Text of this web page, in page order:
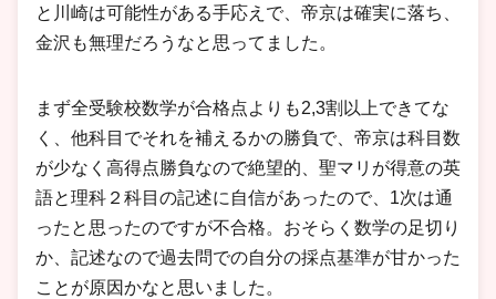
と川崎は可能性がある手応えで、帝京は確実に落ち、
金沢も無理だろうなと思ってました。
まず全受験校数学が合格点よりも2,3割以上できてな
く、他科目でそれを補えるかの勝負で、帝京は科目数
が少なく高得点勝負なので絶望的、聖マリが得意の英
語と理科２科目の記述に自信があったので、1次は通
ったと思ったのですが不合格。おそらく数学の足切り
か、記述なので過去問での自分の採点基準が甘かった
ことが原因かなと思いました。